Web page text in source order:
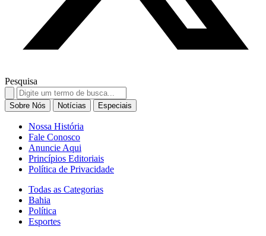
Pesquisa
Search
for:
Sobre Nós Notícias Especiais
Nossa História
Fale Conosco
Anuncie Aqui
Princípios Editoriais
Política de Privacidade
Todas as Categorias
Bahia
Política
Esportes